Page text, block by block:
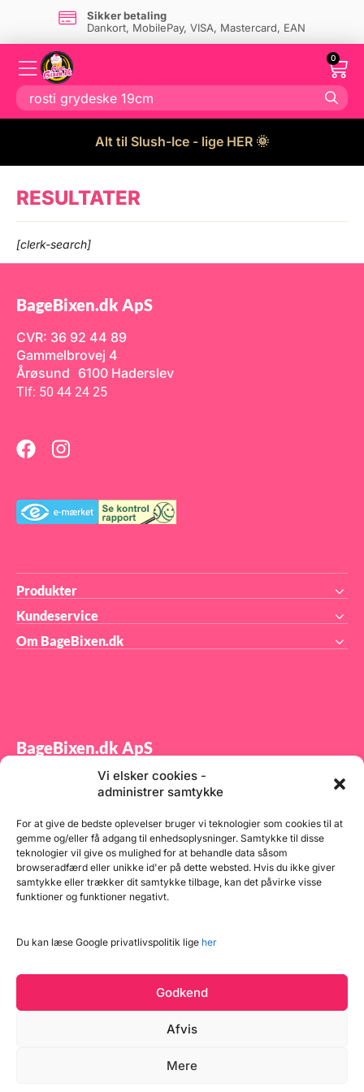
Vi elsker cookies -
administrer samtykke
For at give de bedste oplevelser bruger vi teknologier som cookies til at
gemme og/eller få adgang til enhedsoplysninger. Samtykke til disse
teknologier vil give os mulighed for at behandle data såsom
browseradfærd eller unikke id'er på dette websted. Hvis du ikke giver
samtykke eller trækker dit samtykke tilbage, kan det påvirke visse
funktioner og funktioner negativt.
Du kan læse Google privatlivspolitik lige her
Godkend
Afvis
Mere
Sikker betaling
Dankort, MobilePay, VISA, Mastercard, EAN
0
Alt til Slush-Ice - lige HER 🌞
RESULTATER
[clerk-search]
BageBixen.dk ApS
CVR: 36 92 44 89
Gammelbrovej 4
Årøsund 6100 Haderslev
Tlf: 50 44 24 25
Produkter
Kundeservice
Om BageBixen.dk
BageBixen.dk ApS
Tilmeld dig vores nyhedsbrev og modtag gode tilbud
samt spændende produktnyheder direkte i din
Copyright © 2026 BageBixen.dk